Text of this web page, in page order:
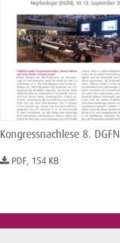
Kongressnachlese 8. DGFN
PDF, 154 KB